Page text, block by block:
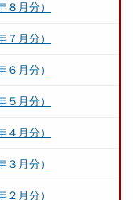
月分）
月分）
月分）
月分）
月分）
月分）
月分）